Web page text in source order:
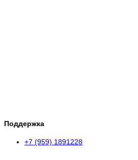
Поддержка
+7 (959) 1891228